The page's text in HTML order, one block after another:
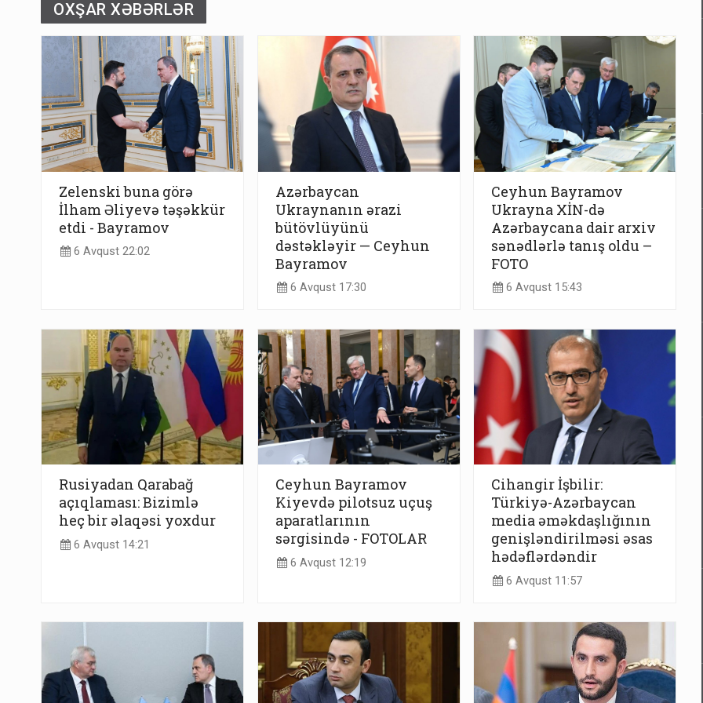
OXŞAR XƏBƏRLƏR
Zelenski buna görə
İlham Əliyevə təşəkkür
etdi - Bayramov
6 Avqust 22:02
Azərbaycan
Ukraynanın ərazi
bütövlüyünü
dəstəkləyir — Ceyhun
Bayramov
6 Avqust 17:30
Ceyhun Bayramov
Ukrayna XİN-də
Azərbaycana dair arxiv
sənədlərlə tanış oldu –
FOTO
6 Avqust 15:43
Rusiyadan Qarabağ
açıqlaması: Bizimlə
heç bir əlaqəsi yoxdur
6 Avqust 14:21
Ceyhun Bayramov
Kiyevdə pilotsuz uçuş
aparatlarının
sərgisində - FOTOLAR
6 Avqust 12:19
Cihangir İşbilir:
Türkiyə-Azərbaycan
media əməkdaşlığının
genişləndirilməsi əsas
hədəflərdəndir
6 Avqust 11:57